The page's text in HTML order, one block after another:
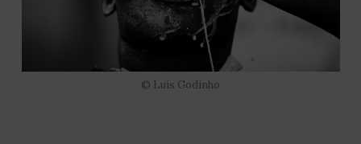
© Luís Godinho